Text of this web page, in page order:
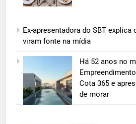
Ex-apresentadora do SBT
viram fonte na mídia
Há 52 anos no
Cota 365 e
de morar
5
Grupo
pioneira e
ECONOMIA &